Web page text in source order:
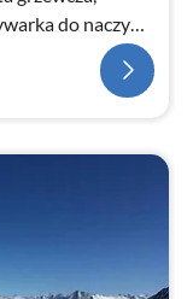
do naczyń,